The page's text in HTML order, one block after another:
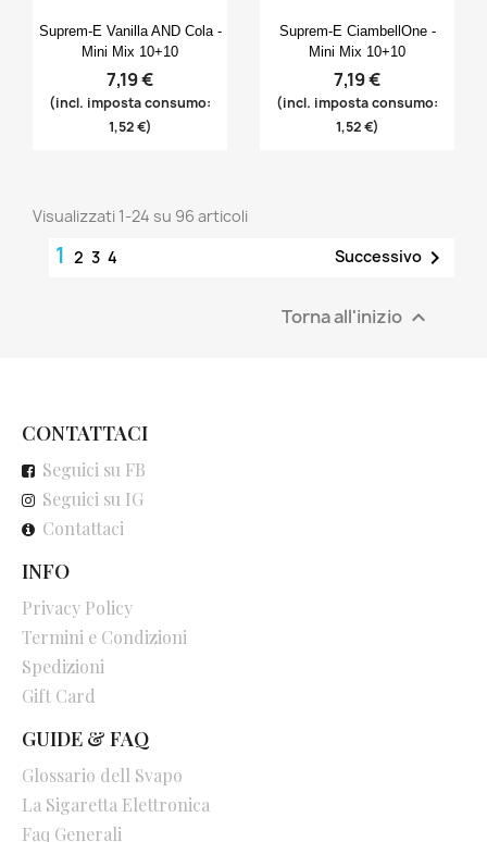
Anteprima
Suprem-E Vanilla AND Cola -
Mini Mix 10+10
7,19 €
(incl. imposta consumo:
1,52 €)
Anteprima
Suprem-E CiambellOne -
Mini Mix 10+10
7,19 €
(incl. imposta consumo:
1,52 €)
Visualizzati 1-24 su 96 articoli
1 2 3 4 Successivo 
Torna all'inizio 
CONTATTACI
Seguici su FB
Seguici su IG
Contattaci
INFO
Privacy Policy
Termini e Condizioni
Spedizioni
Gift Card
GUIDE & FAQ
Glossario dell Svapo
La Sigaretta Elettronica
Faq Generali